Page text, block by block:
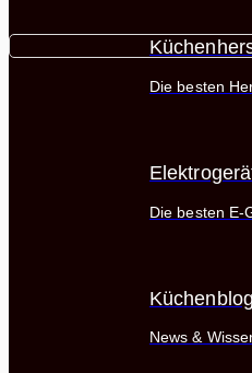
Die besten
Die besten E-
Küchenblog
News &